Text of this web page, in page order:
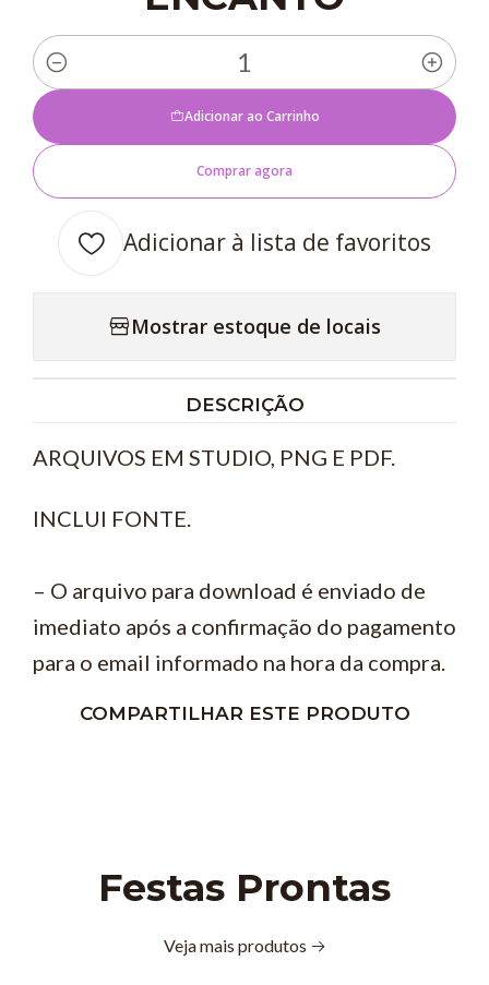
Quantidade
Adicionar ao Carrinho
Comprar agora
Adicionar à lista de favoritos
Mostrar estoque de locais
DESCRIÇÃO
ARQUIVOS EM STUDIO, PNG E PDF.
INCLUI FONTE.
– O arquivo para download é enviado de
imediato após a confirmação do pagamento
para o email informado na hora da compra.
COMPARTILHAR ESTE PRODUTO
Festas Prontas
Veja mais produtos